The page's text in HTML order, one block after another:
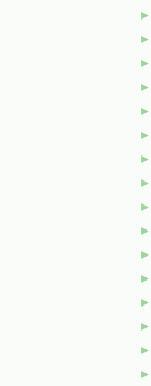
►
►
►
►
►
►
►
►
►
►
►
►
►
►
►
►